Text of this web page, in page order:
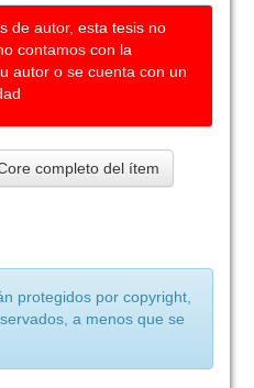
de autor, esta tesis no
contamos con la
autor o se cuenta con un
completo del ítem
protegidos por copyright,
a menos que se